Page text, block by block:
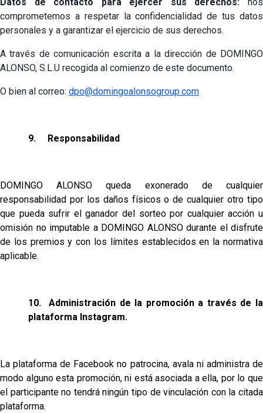
Datos de contacto para ejercer sus derechos:
nos
comprometemos a respetar la confidencialidad de tus datos
personales y a garantizar el ejercicio de sus derechos.
A través de comunicación escrita a la dirección de DOMINGO
ALONSO, S.L.U recogida al comienzo de este documento.
O bien al correo: dpo@domingoalonsogroup.com
9. Responsabilidad
DOMINGO ALONSO queda exonerado de cualquier
responsabilidad por los daños físicos o de cualquier otro tipo
que pueda sufrir el ganador del sorteo por cualquier acción u
omisión no imputable a DOMINGO ALONSO durante el disfrute
de los premios y con los límites establecidos en la normativa
aplicable.
10.
Administración de la promoción a través de la
plataforma Instagram.
La plataforma de Facebookno patrocina, avala ni administra de
modo alguno esta promoción, ni está asociada a ella, por lo que
el participante no tendrá ningún tipo de vinculación con la citada
plataforma.